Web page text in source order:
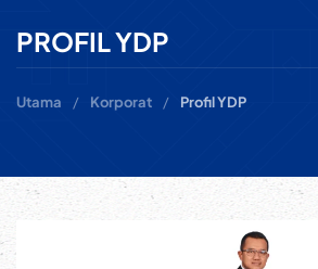
PROFIL YDP
Utama Korporat Profil YDP